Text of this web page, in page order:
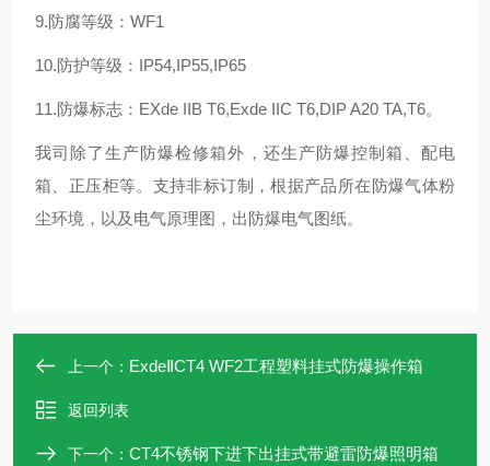
9.防腐等级：WF1
10.防护等级：IP54,IP55,IP65
11.防爆标志：EXde IIB T6,Exde IIC T6,DIP A20 TA,T6。
我司除了生产防爆检修箱外，还生产防爆控制箱、配电
箱、正压柜等。支持非标订制，根据产品所在防爆气体粉
尘环境，以及电气原理图，出防爆电气图纸。
上一个： ExdeⅡCT4 WF2工程塑料挂式防爆操作箱
返回列表
下一个： CT4不锈钢下进下出挂式带避雷防爆照明箱